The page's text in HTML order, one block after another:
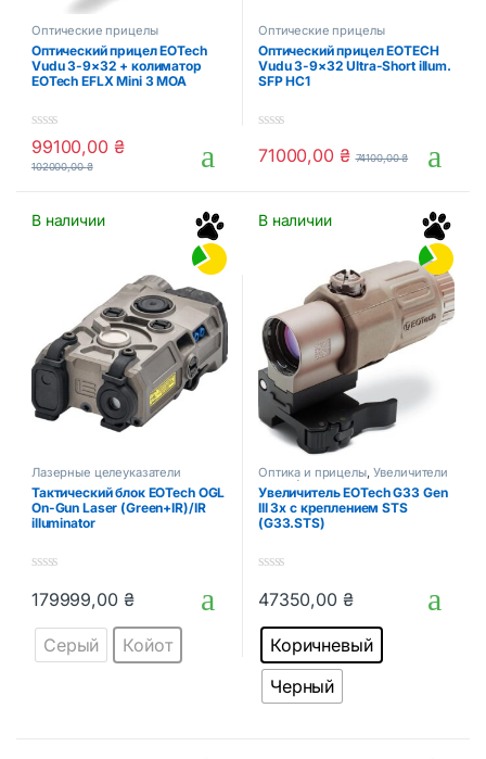
Оптические прицелы
Оптический прицел EOTech
Vudu 3-9×32 + колиматор
EOTech EFLX Mini 3 MOA
0
o
u
f
99100,00 ₴
102000,00₴
Оптические прицелы
Оптический прицел EOTECH
Vudu 3-9×32 Ultra-Short illum.
SFP HC1
o
f
71000,00 ₴ 74100,00₴
В наличии
Лазерные целеуказатели
Тактический блок EOTech OGL
On-Gun Laser (Green+IR)/IR
illuminator
o
t
f
179999,00 ₴
Этот товар имеет несколько вариаций. Опции можно
Серый Койот
В наличии
Оптика и прицелы, Увеличители
магниферы
Увеличитель EOTech G33 Gen
III 3х с креплением STS
(G33.STS)
o
t
f
5
47350,00 ₴
Этот товар имеет несколько
Коричневый
Черный